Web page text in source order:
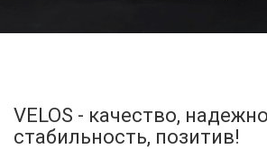
VELOS - качество,
стабильность, позитив!